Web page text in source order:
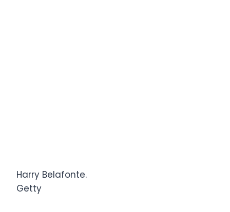
Harry Belafonte.
Getty